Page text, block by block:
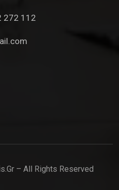
272 112
– All Rights Reserved